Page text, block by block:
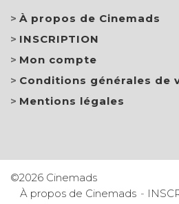
À propos de Cinemads
INSCRIPTION
Mon compte
Conditions générales de
Mentions légales
©2026 Cinemads
À propos de Cinemads